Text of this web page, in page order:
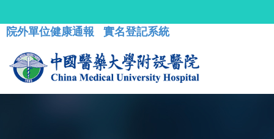
院外單位健康通報 實名登記系統